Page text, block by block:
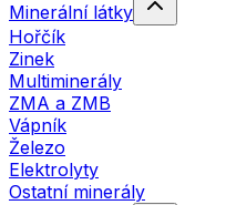
Minerální látky
Hořčík
Zinek
Multiminerály
ZMA a ZMB
Vápník
Železo
Elektrolyty
Ostatní minerály